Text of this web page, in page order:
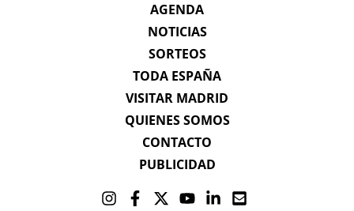
AGENDA
NOTICIAS
SORTEOS
TODA ESPAÑA
VISITAR MADRID
QUIENES SOMOS
CONTACTO
PUBLICIDAD